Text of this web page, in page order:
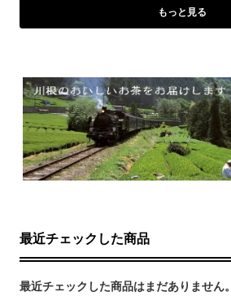
もっと見る
最近チェックした商品
最近チェックした商品はまだありません。